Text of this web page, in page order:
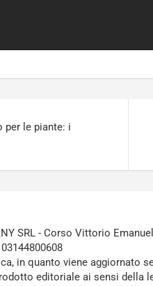
per le piante: i
SRL - Corso Vittorio
in quanto viene aggiornato
editoriale ai sensi della